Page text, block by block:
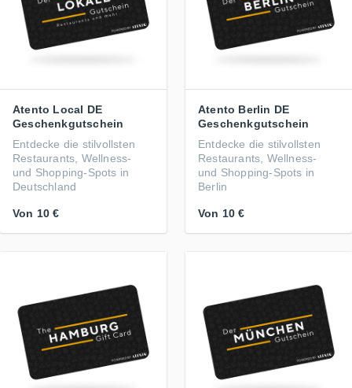
Atento Local DE
Geschenkgutschein
Entdecke die stilvollsten
Restaurants, Wellness-
und Shopping-Spots in
Deutschland
Von 10 €
Atento Berlin DE
Geschenkgutschein
Entdecke die stilvollsten
Restaurants, Wellness-
und Shopping-Spots in
Berlin
Von 10 €